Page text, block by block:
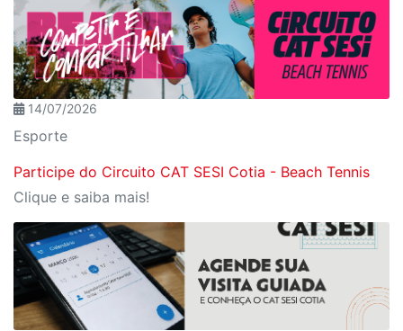
14/07/2026
Esporte
Participe do Circuito CAT SESI Cotia - Beach Tennis
Clique e saiba mais!